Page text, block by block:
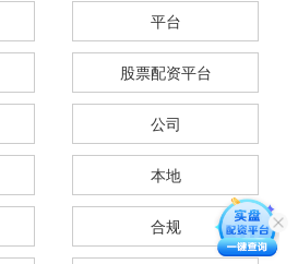
平台
股票配资平台
公司
本地
合规